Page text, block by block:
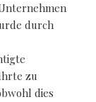
durch
zu
dies